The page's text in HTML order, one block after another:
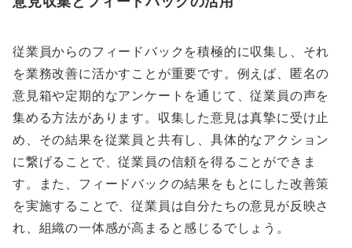
従業員からのフィードバックを積極的に収集し、それ
を業務改善に活かすことが重要です。例えば、匿名の
意見箱や定期的なアンケートを通じて、従業員の声を
集める方法があります。収集した意見は真摯に受け止
め、その結果を従業員と共有し、具体的なアクション
に繋げることで、従業員の信頼を得ることができま
す。また、フィードバックの結果をもとにした改善策
を実施することで、従業員は自分たちの意見が反映さ
れ、組織の一体感が高まると感じるでしょう。